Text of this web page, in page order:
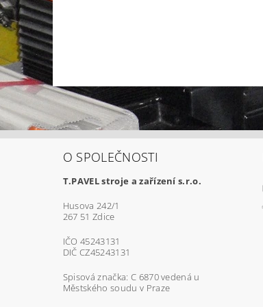
O SPOLEČNOSTI
T.PAVEL stroje a zařízení s.r.o.
Husova 242/1
267 51 Zdice
IČO 45243131
DIČ CZ45243131
Spisová značka: C 6870 vedená u
Městského soudu v Praze